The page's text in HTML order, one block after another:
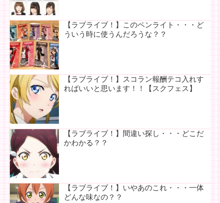
【ラブライブ！】このペンライト・・・ど
ういう時に使うんだろうな？？
【ラブライブ！】スコラン報酬テコ入れす
ればいいと思います！！【スクフェス】
【ラブライブ！】間違い探し・・・どこだ
かわかる？？
【ラブライブ！】いやあのこれ・・・一体
どんな味なの？？